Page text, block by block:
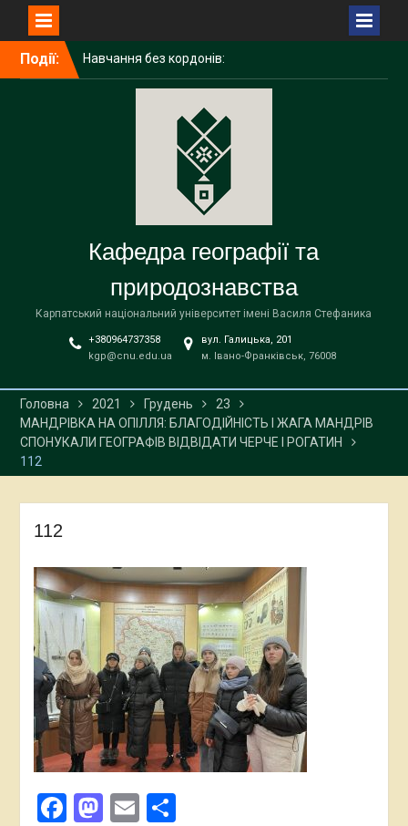
Події:
Навчання без кордонів:
досвід академічної
ГАЛИЧУК в Поморському
університеті (Польща)
Вітаємо наших бакалаврів
із завершенням навчання!
Кафедра географії та
природознавства
Карпатський національний університет імені Василя Стефаника
+380964737358
kgp@cnu.edu.ua
вул. Галицька, 201
м. Івано-Франківськ, 76008
Головна 2021 Грудень
23
МАНДРІВКА НА ОПІЛЛЯ: БЛАГОДІЙНІСТЬ І ЖАГА МАНДРІВ
СПОНУКАЛИ ГЕОГРАФІВ ВІДВІДАТИ ЧЕРЧЕ І РОГАТИН
112
112
Facebook
Mastodon
EmailПоділитися